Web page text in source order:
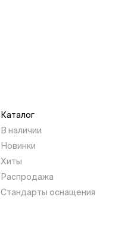
Каталог
В наличии
Новинки
Хиты
Распродажа
Стандарты оснащения